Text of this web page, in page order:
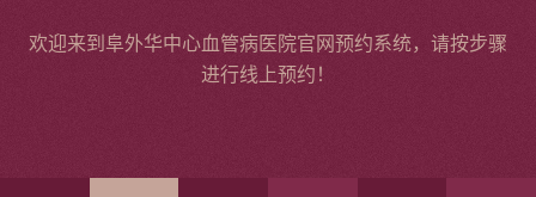
欢迎来到阜外华中心血管病医院官网预约系统，请按步骤
进行线上预约！